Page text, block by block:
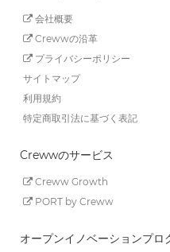
会社概要
Crewwの沿革
プライバシーポリシー
サイトマップ
利用規約
特定商取引法に基づく表記
Crewwのサービス
Creww Growth
PORT by Creww
オープンイノベーションプロ